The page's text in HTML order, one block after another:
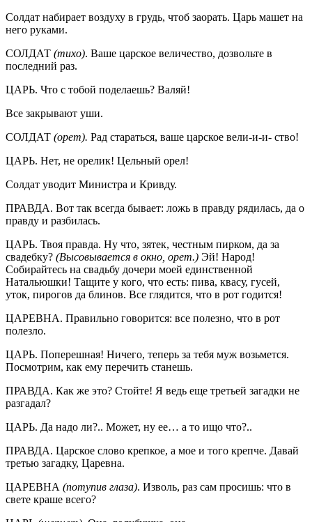
Солдат набирает воздуху в грудь, чтоб заорать. Царь машет на
него руками.
СОЛДАТ (тихо). Ваше царское величество, дозвольте в
последний раз.
ЦАРЬ. Что с тобой поделаешь? Валяй!
Все закрывают уши.
СОЛДАТ (орет). Рад стараться, ваше царское вели-и-и- ство!
ЦАРЬ. Нет, не орелик! Цельный орел!
Солдат уводит Министра и Кривду.
ПРАВДА. Вот так всегда бывает: ложь в правду рядилась, да о
правду и разбилась.
ЦАРЬ. Твоя правда. Ну что, зятек, честным пирком, да за
свадебку? (Высовывается в окно, орет.) Эй! Народ!
Собирайтесь на свадьбу дочери моей единственной
Натальюшки! Тащите у кого, что есть: пива, квасу, гусей,
уток, пирогов да блинов. Все глядится, что в рот годится!
ЦАРЕВНА. Правильно говорится: все полезно, что в рот
полезло.
ЦАРЬ. Поперешная! Ничего, теперь за тебя муж возьмется.
Посмотрим, как ему перечить станешь.
ПРАВДА. Как же это? Стойте! Я ведь еще третьей загадки не
разгадал?
ЦАРЬ. Да надо ли?.. Может, ну ее… а то ищо что?..
ПРАВДА. Царское слово крепкое, а мое и того крепче. Давай
третью загадку, Царевна.
ЦАРЕВНА (потупив глаза). Изволь, раз сам просишь: что в
свете краше всего?